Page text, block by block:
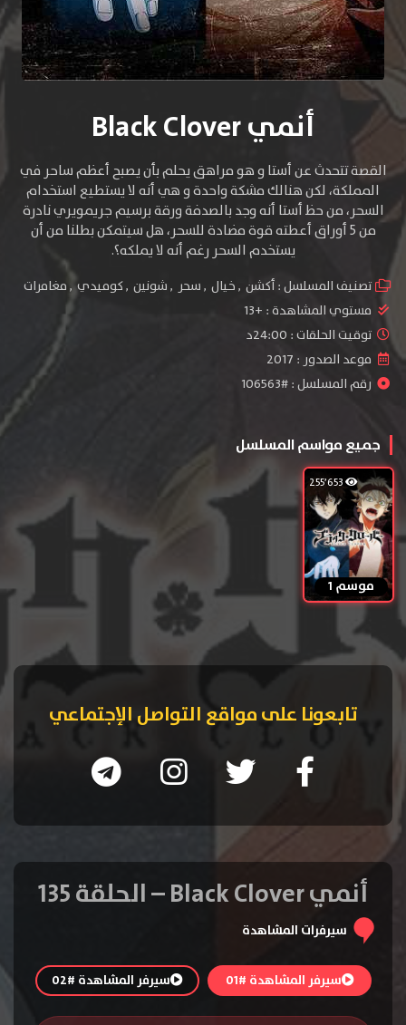
أنمي Black Clover
القصة تتحدث عن أستا و هو مراهق يحلم بأن يصبح أعظم ساحر في
المملكة، لكن هنالك مشكة واحدة و هي أنه لا يستطيع استخدام
السحر، من حظ أستا أنه وجد بالصدفة ورقة برسيم جريمويري نادرة
من 5 أوراق أعطته قوة مضادة للسحر، هل سيتمكن بطلنا من أن
يستخدم السحر رغم أنه لا يملكه؟.
تصنيف المسلسل :أكشن ,خيال ,سحر ,شونين ,كوميدي ,مغامرات
مستوي المشاهدة : +13
توقيت الحلقات : 24:00د
موعد الصدور : 2017
رقم المسلسل : #106563
جميع مواسم المسلسل
موسم 1
تابعونا على مواقع التواصل الإجتماعي
أنمي Black Clover – الحلقة 135
سيرفرات المشاهدة
سيرفر المشاهدة #01 سيرفر المشاهدة #02